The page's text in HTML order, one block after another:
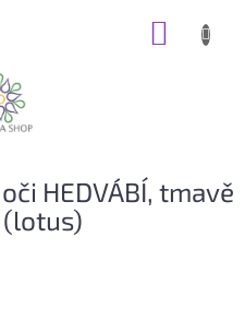
HEDVÁBÍ, tmavě